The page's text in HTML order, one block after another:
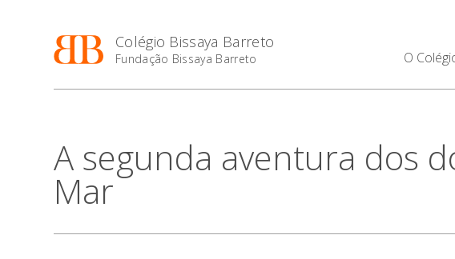
Colégio Bissaya Barreto
Fundação Bissaya Barreto O
A segunda aventura dos
Mar